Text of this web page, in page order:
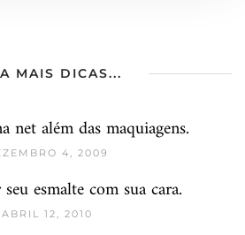
MAIS DICAS...
net além das maquiagens.
4, 2009
esmalte com sua cara.
ABRIL 12, 2010